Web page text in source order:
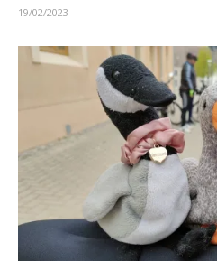
19/02/2023